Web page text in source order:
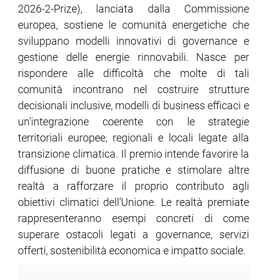
2026-2-Prize), lanciata dalla Commissione
europea, sostiene le comunità energetiche che
sviluppano modelli innovativi di governance e
gestione delle energie rinnovabili. Nasce per
rispondere alle difficoltà che molte di tali
comunità incontrano nel costruire strutture
decisionali inclusive, modelli di business efficaci e
un’integrazione coerente con le strategie
territoriali europee, regionali e locali legate alla
transizione climatica. Il premio intende favorire la
diffusione di buone pratiche e stimolare altre
realtà a rafforzare il proprio contributo agli
obiettivi climatici dell’Unione. Le realtà premiate
rappresenteranno esempi concreti di come
superare ostacoli legati a governance, servizi
offerti, sostenibilità economica e impatto sociale.